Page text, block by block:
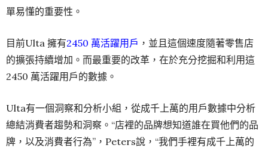
單易懂的重要性。
目前Ulta 擁有2450 萬活躍用戶 ，並且這個速度隨著零售店
的擴張持續增加。而最重要的改革，在於充分挖掘和利用這
2450 萬活躍用戶的數據。
Ulta有一個洞察和分析小組，從成千上萬的用戶數據中分析
總結消費者趨勢和洞察。“店裡的品牌想知道誰在買他們的品
牌，以及消費者行為”，Peters說，“我們手裡有成千上萬的